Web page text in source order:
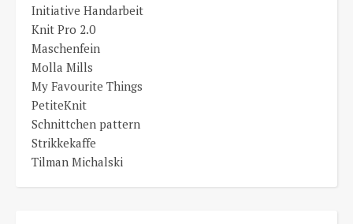
Initiative Handarbeit
Knit Pro 2.0
Maschenfein
Molla Mills
My Favourite Things
PetiteKnit
Schnittchen pattern
Strikkekaffe
Tilman Michalski